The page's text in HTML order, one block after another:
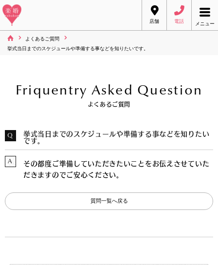
店舗 電話 メニュー
よくあるご質問
挙式当日までのスケジュールや準備する事などを知りたいです。
Friquentry Asked Question
よくあるご質問
Q 挙式当日までのスケジュールや準備する事などを知りたい
です。
A
その都度ご準備していただきたいことをお伝えさせていた
だきますのでご安心ください。
質問一覧へ戻る